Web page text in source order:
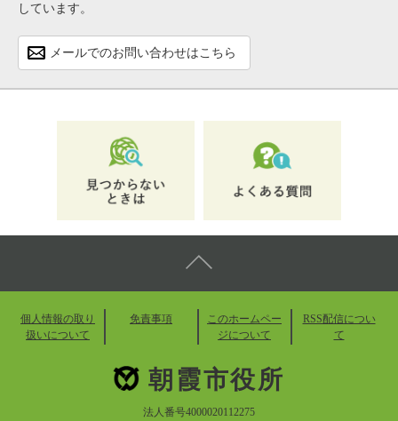
しています。
メールでのお問い合わせはこちら
個人情報の取り
扱いについて
免責事項
このホームペー
ジについて
RSS配信につい
て
朝霞市役所
法人番号4000020112275